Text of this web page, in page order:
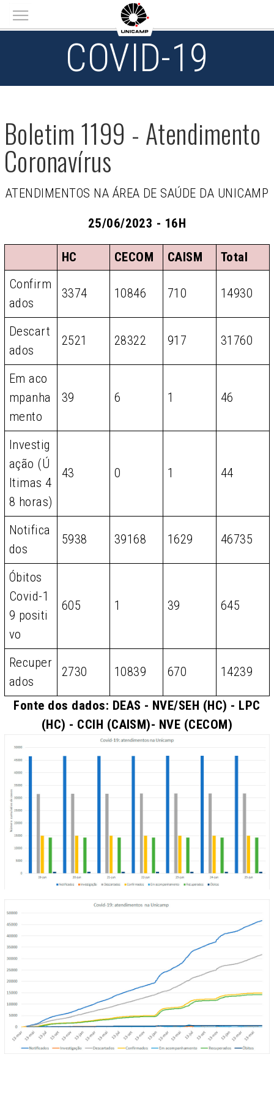
Main menu
COVID-19
Boletim 1199 - Atendimento
Coronavírus
ATENDIMENTOS NA ÁREA DE SAÚDE DA UNICAMP
25/06/2023 - 16H
HC CECOM CAISM
Total
Confirm
ados
3374 10846 710 14930
Descart
ados
2521 28322 917 31760
Em aco
mpanha
mento
39 6 1 46
Investig
ação (Ú
ltimas 4
8 horas)
43 0 1 44
Notifica
dos
5938 39168 1629 46735
Óbitos
Covid-1
9 positi
vo
605 1 39 645
Recuper
ados
2730 10839 670 14239
Fonte dos dados: DEAS - NVE/SEH (HC) - LPC
(HC) - CCIH (CAISM)- NVE (CECOM)